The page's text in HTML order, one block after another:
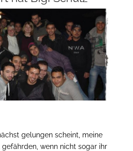
gelungen scheint, meine
gefährden, wenn nicht sogar ihr